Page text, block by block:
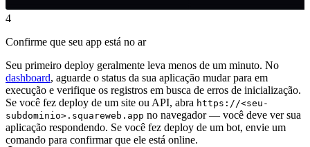
4
Confirme que seu app está no ar
Seu primeiro deploy geralmente leva menos de um minuto. No
dashboard, aguarde o status da sua aplicação mudar para em
execução e verifique os registros em busca de erros de inicialização.
Se você fez deploy de um site ou API, abra https://<seu-
subdominio>.squareweb.app no navegador — você deve ver sua
aplicação respondendo. Se você fez deploy de um bot, envie um
comando para confirmar que ele está online.